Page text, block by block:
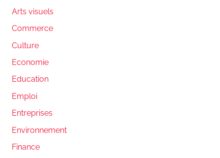
Arts visuels
Commerce
Culture
Economie
Education
Emploi
Entreprises
Environnement
Finance